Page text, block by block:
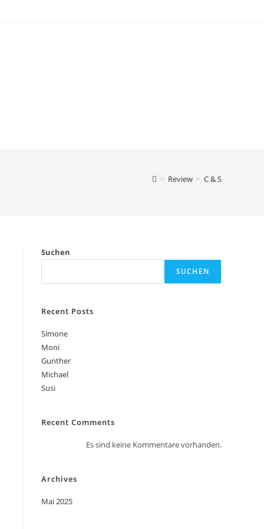
> Review > C & S
Suchen
SUCHEN
Recent Posts
Simone
Moni
Gunther
Michael
Susi
Recent Comments
Es sind keine Kommentare vorhanden.
Archives
Mai 2025